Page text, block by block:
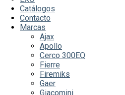
Catálogos
Contacto
Marcas
Ajax
Apollo
Cerco 300EQ
Fierre
Firemiks
Gaer
Giacomini